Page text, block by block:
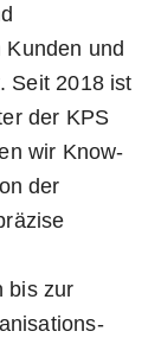
und
Seit 2018 ist
der KPS
wir Know-
der
bis zur